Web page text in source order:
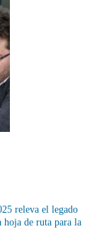
releva el legado
hoja de ruta para la